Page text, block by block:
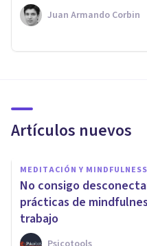
Juan Armando Corbin
Artículos nuevos
MEDITACIÓN Y MINDFULNESS
No consigo
prácticas de
trabajo